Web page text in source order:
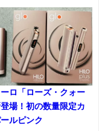
ロ「ローズ・クォー
場！初の数量限定カ
ルピンク